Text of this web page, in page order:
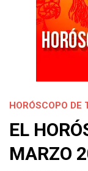
HORÓSCOPO DE
EL
MARZO